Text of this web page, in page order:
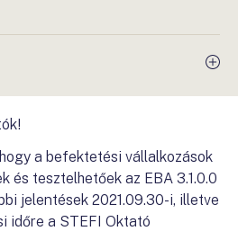
a befektetési vállalkozások
és tesztelhetőek az EBA 3.1.0.0
jelentések 2021.09.30-i, illetve
időre a STEFI Oktató